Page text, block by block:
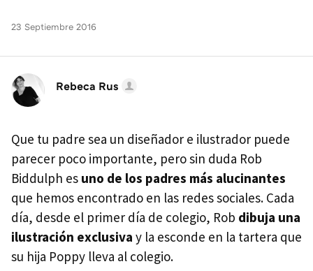
23 Septiembre 2016
Rebeca Rus
Que tu padre sea un diseñador e ilustrador puede
parecer poco importante, pero sin duda Rob
Biddulph es uno de los padres más alucinantes
que hemos encontrado en las redes sociales. Cada
día, desde el primer día de colegio, Rob dibuja una
ilustración exclusiva y la esconde en la tartera que
su hija Poppy lleva al colegio.